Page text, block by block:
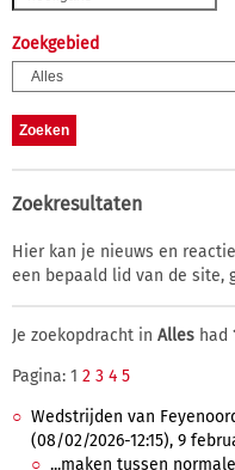
Zoekgebied
Zoekresultaten
Hier kan je nieuws en
een bepaald lid van de site,
Je zoekopdracht in Alles had
Pagina: 1 2 3 4 5
Wedstrijden van
(08/02/2026-12:15), 9
...maken tussen